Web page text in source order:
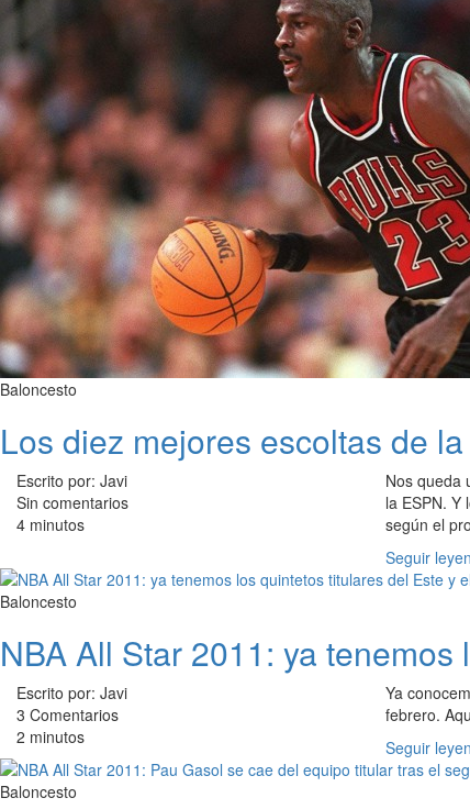
Baloncesto
Los diez mejores escoltas de
Escrito por: Javi
Sin comentarios
4 minutos
Nos queda
la ESPN. Y
según el
Seguir
Baloncesto
NBA All Star 2011: ya
Escrito por: Javi
3 Comentarios
2 minutos
Ya
febrero.
Seguir
Baloncesto